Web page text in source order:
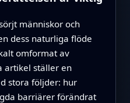
människor och
dess naturliga flöde
omformat av
artikel ställer en
stora följder: hur
barriärer förändrat